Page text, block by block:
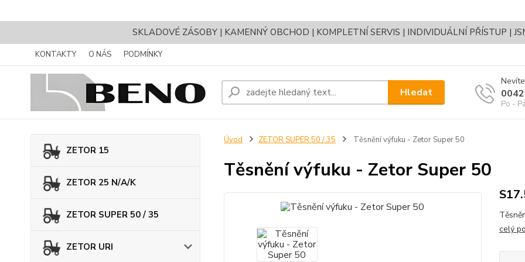
SKLADOVÉ ZÁSOBY | KAMENNÝ OBCHOD | KOMPLETNÍ SERVIS | INDIVIDUÁLNÍ PŘÍSTUP |
KONTAKTY O NÁS PODMÍNKY
Hledat
Po -
ZETOR 15
ZETOR 25 N/A/K
ZETOR SUPER 50 / 35
ZETOR URI
Úvod ZETOR SUPER 50 / 35 Těsnění výfuku - Zetor Super 50
Těsnění výfuku - Zetor Super 50
celý